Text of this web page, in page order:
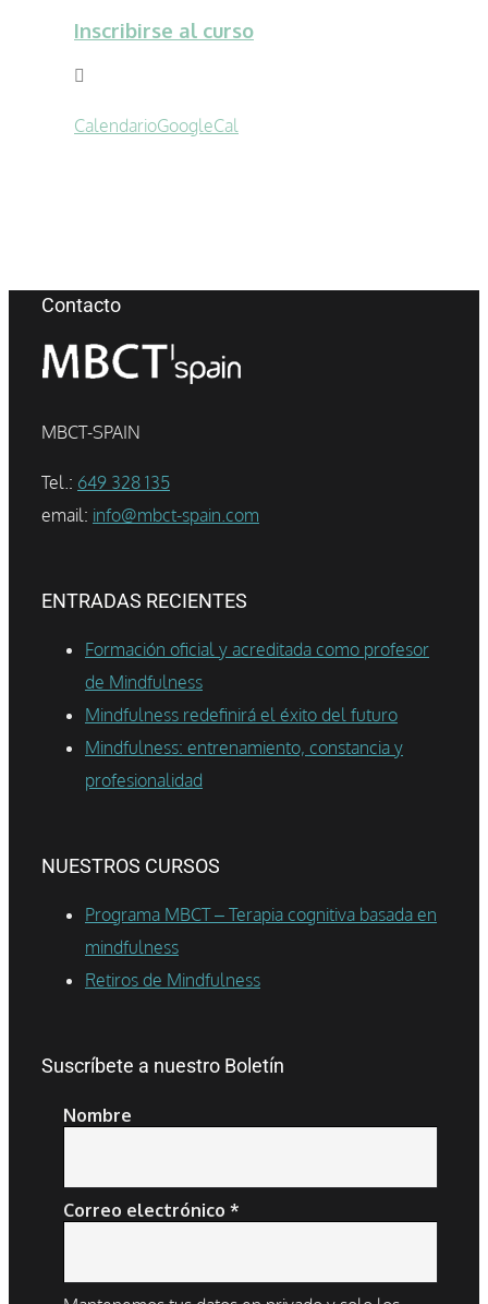
Inscribirse al curso
CalendarioGoogleCal
Contacto
MBCT-SPAIN
Tel.: 649 328 135
email: info@mbct-spain.com
ENTRADAS RECIENTES
Formación oficial y acreditada como profesor
de Mindfulness
Mindfulness redefinirá el éxito del futuro
Mindfulness: entrenamiento, constancia y
profesionalidad
NUESTROS CURSOS
Programa MBCT – Terapia cognitiva basada en
mindfulness
Retiros de Mindfulness
Suscríbete a nuestro Boletín
Nombre
Correo electrónico *